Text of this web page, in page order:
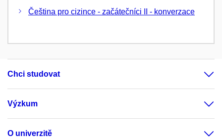
Čeština pro cizince - začátečníci II - konverzace
Chci studovat
Výzkum
O univerzitě